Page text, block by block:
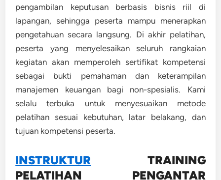
pengambilan keputusan berbasis bisnis riil di
lapangan, sehingga peserta mampu menerapkan
pengetahuan secara langsung. Di akhir pelatihan,
peserta yang menyelesaikan seluruh rangkaian
kegiatan akan memperoleh sertifikat kompetensi
sebagai bukti pemahaman dan keterampilan
manajemen keuangan bagi non-spesialis. Kami
selalu terbuka untuk menyesuaikan metode
pelatihan sesuai kebutuhan, latar belakang, dan
tujuan kompetensi peserta.
INSTRUKTUR TRAINING
PELATIHAN PENGANTAR